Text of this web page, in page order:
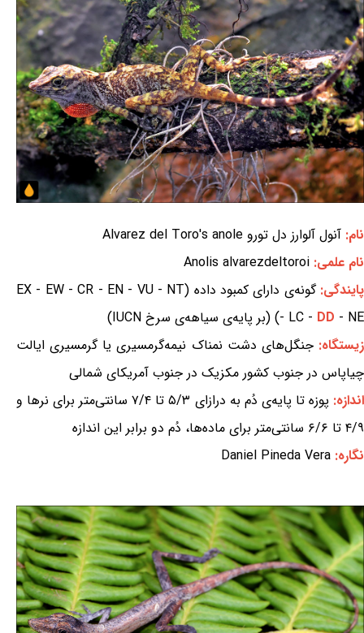
نام: آنول آلوارز دل تورو Alvarez del Toro's anole
نام علمی: Anolis alvarezdeltoroi
پایندگی:
گونه‌ی دارای کمبود داده (EX - EW - CR - EN - VU - NT
- LC - DD - NE) (بر پایه‌ی سیاهه‌ی سرخ IUCN)
زیستگاه:جنگل‌های دشت نمناک نیمه‌گرمسیری یا گرمسیری ایالت
چیاپاس در جنوب کشور مکزیک در جنوب آمریکای شمالی
اندازه:
پوزه تا پایه‌ی دُم به درازای ۵/۳ تا ۷/۴ سانتی‌متر برای نرها و
۴/۹ تا ۶/۶ سانتی‌متر برای ماده‌ها، دُم دو برابر این اندازه
نگاره: Daniel Pineda Vera